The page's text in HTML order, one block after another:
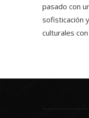
pasado con
sofisticación
culturales